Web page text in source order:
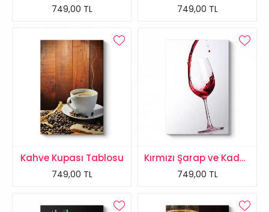
749,00 TL 749,00 TL
Kahve Kupası Tablosu
749,00 TL
Kırmızı Şarap ve Kadeh Tablo
749,00 TL